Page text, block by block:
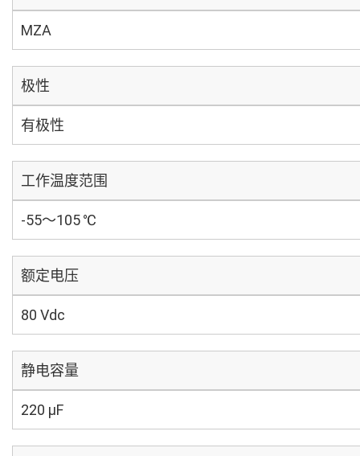
MZA
极性
有极性
工作温度范围
-55～105 ℃
额定电压
80 Vdc
静电容量
220 µF